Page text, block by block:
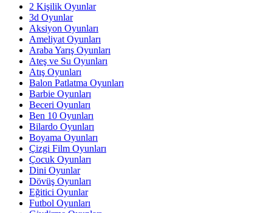
2 Kişilik Oyunlar
3d Oyunlar
Aksiyon Oyunları
Ameliyat Oyunları
Araba Yarış Oyunları
Ateş ve Su Oyunları
Atış Oyunları
Balon Patlatma Oyunları
Barbie Oyunları
Beceri Oyunları
Ben 10 Oyunları
Bilardo Oyunları
Boyama Oyunları
Çizgi Film Oyunları
Çocuk Oyunları
Dini Oyunlar
Dövüş Oyunları
Eğitici Oyunlar
Futbol Oyunları